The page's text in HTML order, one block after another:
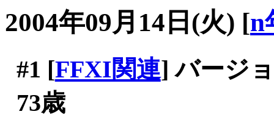
2004年09月14日(火) [n
#1 [FFXI関連] バージ
73歳